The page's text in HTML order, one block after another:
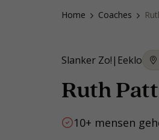
Home Coaches
Slanker Zo!| Eeklo
Ruth
10+ mensen